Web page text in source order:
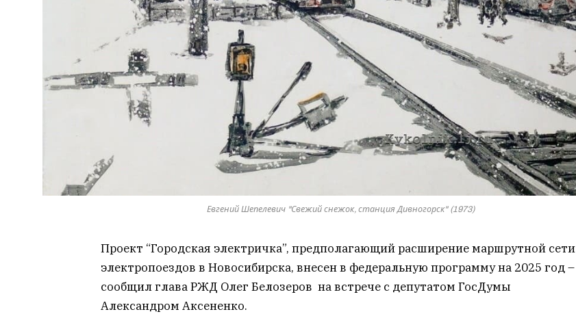
Евгений Шепелевич "Свежий снежок, станция Дивногорск" (1973)
Проект “Городская электричка”, предполагающий расширение маршрутной сети
электропоездов в Новосибирска, внесен в федеральную программу на 2025 год –
сообщил глава РЖД Олег Белозеров на встрече с депутатом ГосДумы
Александром Аксененко.